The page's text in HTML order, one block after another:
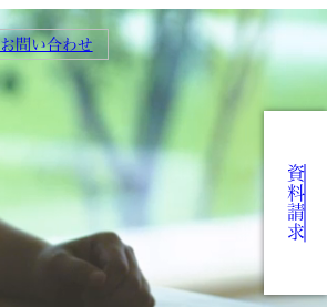
お問い合わせ
資料請求